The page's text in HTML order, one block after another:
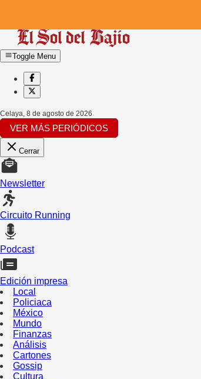
Toggle Menu
Celaya, 8 de agosto de 2026
VER MÁS PERIÓDICOS
Cerrar
Newsletter
Circuito Running
Podcast
Edición impresa
Local
Policiaca
México
Mundo
Finanzas
Análisis
Cartones
Gossip
Cultura